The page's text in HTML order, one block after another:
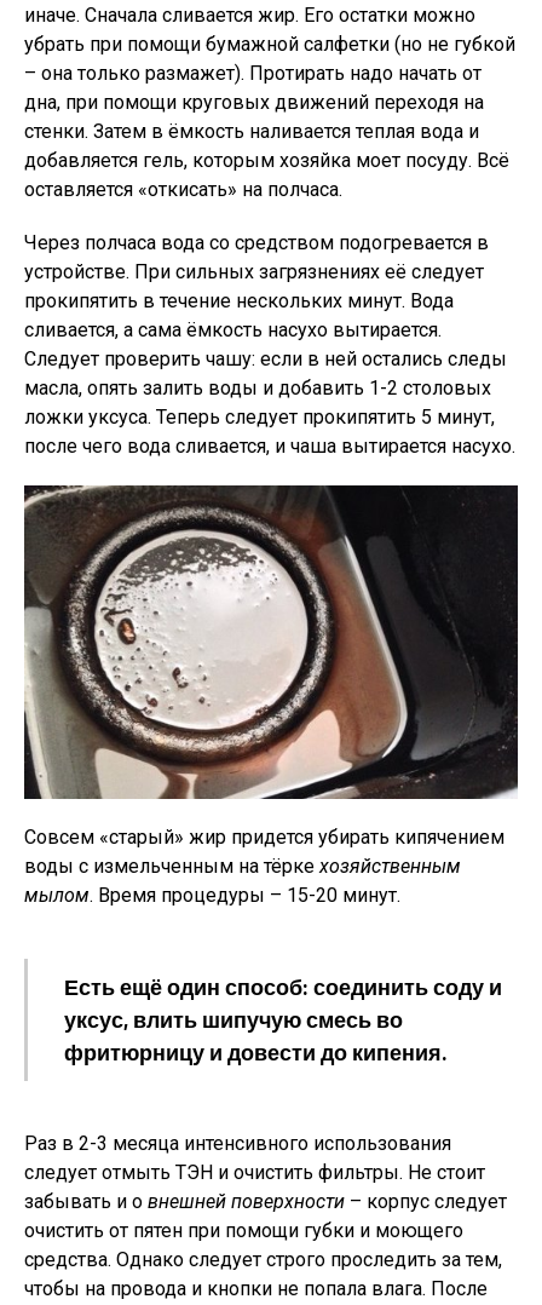
иначе. Сначала сливается жир. Его остатки можно
убрать при помощи бумажной салфетки (но не губкой
– она только размажет). Протирать надо начать от
дна, при помощи круговых движений переходя на
стенки. Затем в ёмкость наливается теплая вода и
добавляется гель, которым хозяйка моет посуду. Всё
оставляется «откисать» на полчаса.
Через полчаса вода со средством подогревается в
устройстве. При сильных загрязнениях её следует
прокипятить в течение нескольких минут. Вода
сливается, а сама ёмкость насухо вытирается.
Следует проверить чашу: если в ней остались следы
масла, опять залить воды и добавить 1-2 столовых
ложки уксуса. Теперь следует прокипятить 5 минут,
после чего вода сливается, и чаша вытирается насухо.
Совсем «старый» жир придется убирать кипячением
воды с измельченным на тёркехозяйственным
мылом. Время процедуры – 15-20 минут.
Есть ещё один способ: соединить соду и
уксус, влить шипучую смесь во
фритюрницу и довести до кипения.
Раз в 2-3 месяца интенсивного использования
следует отмыть ТЭН и очистить фильтры. Не стоит
забывать и о внешней поверхности – корпус следует
очистить от пятен при помощи губки и моющего
средства. Однако следует строго проследить за тем,
чтобы на провода и кнопки не попала влага. После